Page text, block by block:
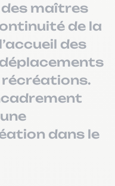
maîtres
de la
des
récréations.
dans le